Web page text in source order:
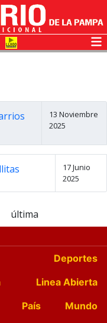
13 Noviembre
2025
17 Junio
2025
última
Deportes
Linea Abierta
País
Mundo